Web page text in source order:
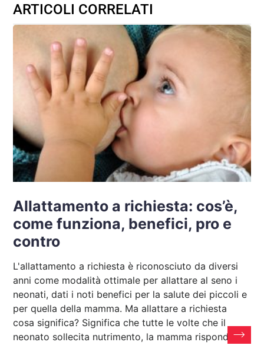
ARTICOLI CORRELATI
Allattamento a richiesta: cos’è,
come funziona, benefici, pro e
contro
L'allattamento a richiesta è riconosciuto da diversi
anni come modalità ottimale per allattare al seno i
neonati, dati i noti benefici per la salute dei piccoli e
per quella della mamma. Ma allattare a richiesta
cosa significa? Significa che tutte le volte che il
neonato sollecita nutrimento, la mamma risponde